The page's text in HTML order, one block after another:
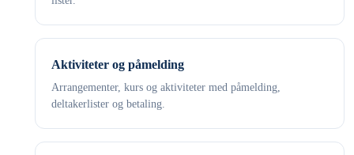
Aktiviteter og påmelding
Arrangementer, kurs og aktiviteter med påmelding,
deltakerlister og betaling.